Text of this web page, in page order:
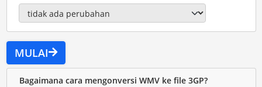
MULAI
Bagaimana cara mengonversi WMV ke file 3GP?